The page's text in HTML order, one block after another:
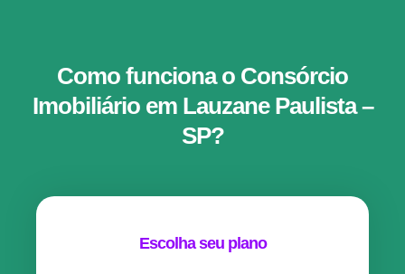
Como funciona o Consórcio
Imobiliário em Lauzane Paulista –
SP?
Escolha seu plano